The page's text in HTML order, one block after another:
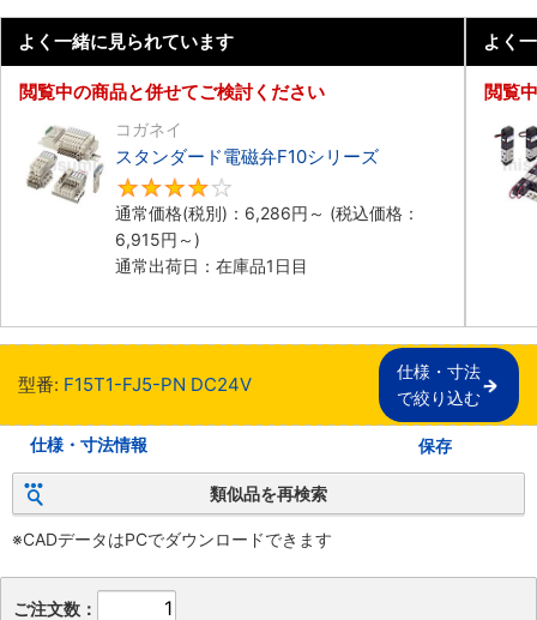
よく一緒に見られています
閲覧中の商品と併せてご検討ください
コガネイ
スタンダード電磁弁F10シリーズ
通常価格(税別)： 6,286円 ～ (税込価格：
6,915円 ～)
通常出荷日：在庫品1日目
よく
閲覧
型番: F15T1-FJ5-PN DC24V
仕様・寸法
で絞り込む
仕様・寸法情報 保存
類似品を再検索
※CADデータはPCでダウンロードできます
ご注文数：